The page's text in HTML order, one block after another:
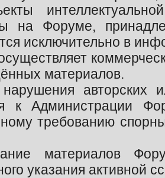
на Форуме,
исключительно в
материалов.
авторских
к Администрации
требованию
материалов
указания активной